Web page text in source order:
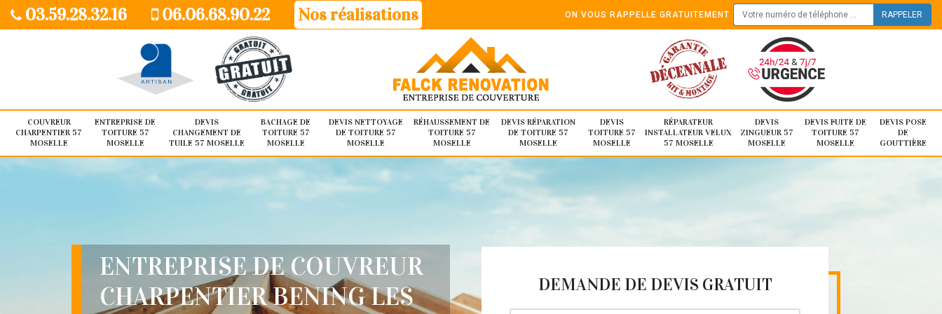
03.59.28.32.16 06.06.68.90.22 Nos réalisations ON VOUS RAPPELLE GRATUITEMENT
COUVREUR
CHARPENTIER 57
MOSELLE
ENTREPRISE DE
TOITURE 57
MOSELLE
DEVIS
CHANGEMENT DE
TUILE 57 MOSELLE
BACHAGE DE
TOITURE 57
MOSELLE
DEVIS NETTOYAGE
DE TOITURE 57
MOSELLE
RÉHAUSSEMENT DE
TOITURE 57
MOSELLE
DEVIS RÉPARATION
DE TOITURE 57
MOSELLE
DEVIS
TOITURE 57
MOSELLE
RÉPARATEUR
INSTALLATEUR VELUX
57 MOSELLE
DEVIS
ZINGUEUR 57
MOSELLE
DEVIS FUITE DE
TOITURE 57
MOSELLE
DEVIS POSE
DE
GOUTTIÈRE
ENTREPRISE DE COUVREUR
CHARPENTIER BENING LES
DEMANDE DE DEVIS GRATUIT